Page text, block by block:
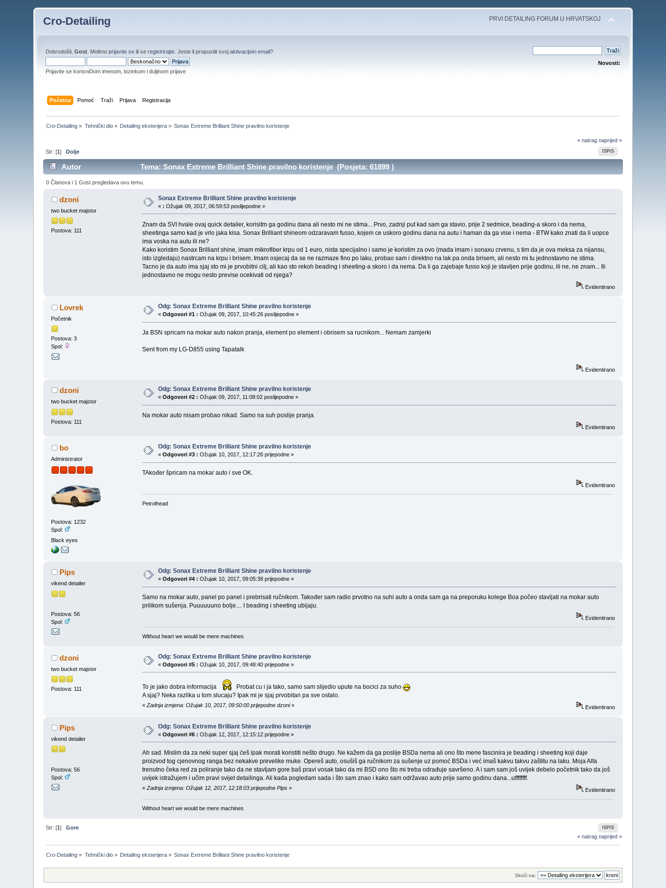
Cro-Detailing PRVI DETAILING FORUM U HRVATSKOJ
Dobrodošli,Gost . Molimoprijavite se ili seregistrirajte . Jeste li propustili svojaktivacijski email?
Prijavite se korisničkim imenom, lozinkom i duljinom prijave
Novosti:
Početna Pomoć Traži Prijava Registracija
Cro-Detailing » Tehnički dio» Detailing eksterijera » Sonax Extreme Brilliant Shine pravilno koristenje
« natrag naprijed »
ISPIS
Str: [1]Dolje
Autor Tema: Sonax Extreme Brilliant Shine pravilno koristenje (Posjeta: 61899 )
0 Članova i 1 Gost pregledava ovu temu.
dzoni
two bucket majstor
Postova: 111
Sonax Extreme Brilliant Shine pravilno koristenje
« : Ožujak 09, 2017, 06:59:53 poslijepodne »
Znam da SVI hvale ovaj quick detailer, korisitm ga godinu dana ali nesto mi ne stima... Prvo, zadnji put kad sam ga stavio, prije 2 sedmice, beading-a skoro i da nema,
sheetinga samo kad je vrlo jaka kisa. Sonax Brilliant shineom odzaravam fusso, kojem ce uskoro godinu dana na autu i haman da ga vise i nema - BTW kako znati da li uopce
ima voska na autu ili ne?
Kako koristim Sonax Brilliant shine, imam mikrofiber krpu od 1 euro, nista specijalno i samo je koristim za ovo (mada imam i sonaxu crvenu, s tim da je ova meksa za nijansu,
isto izgledaju) nastrcam na krpu i brisem. Imam osjecaj da se ne razmaze fino po laku, probao sam i direktno na lak pa onda brisem, ali nesto mi tu jednostavno ne stima.
Tacno je da auto ima sjaj sto mi je prvobitni cilj, ali kao sto rekoh beading i sheeting-a skoro i da nema. Da li ga zajebaje fusso koji je stavljen prije godinu, ili ne, ne znam... Ili
jednostavno ne mogu nesto previse ocekivati od njega?
Evidentirano
Lovrek
Početnik
Postova: 3
Spol:
Odg: Sonax Extreme Brilliant Shine pravilno koristenje
«Odgovori #1 : Ožujak 09, 2017, 10:45:26 poslijepodne »
Ja BSN spricam na mokar auto nakon pranja, element po element i obrisem sa rucnikom... Nemam zamjerki
Sent from my LG-D855 using Tapatalk
Evidentirano
dzoni
two bucket majstor
Postova: 111
Odg: Sonax Extreme Brilliant Shine pravilno koristenje
«Odgovori #2 : Ožujak 09, 2017, 11:08:02 poslijepodne »
Na mokar auto nisam probao nikad. Samo na suh poslije pranja.
Evidentirano
bo
Administrator
Postova: 1232
Spol:
Black eyes
Odg: Sonax Extreme Brilliant Shine pravilno koristenje
«Odgovori #3 : Ožujak 10, 2017, 12:17:26 prijepodne »
TAkođer špricam na mokar auto i sve OK.
Evidentirano
Petrolhead
Pips
vikend detailer
Postova: 56
Spol:
Odg: Sonax Extreme Brilliant Shine pravilno koristenje
«Odgovori #4 : Ožujak 10, 2017, 09:05:38 prijepodne »
Samo na mokar auto, panel po panel i prebrisati ručnikom. Također sam radio prvotno na suhi auto a onda sam ga na preporuku kolege Boa počeo stavljati na mokar auto
prilikom sušenja. Puuuuuuno bolje.... I beading i sheeting ubijaju.
Evidentirano
Without heart we would be mere machines
dzoni
two bucket majstor
Postova: 111
Odg: Sonax Extreme Brilliant Shine pravilno koristenje
«Odgovori #5 : Ožujak 10, 2017, 09:48:40 prijepodne »
To je jako dobra informacija
Probat cu i ja tako, samo sam slijedio upute na bocici za suho
A sjaj? Neka razlika u tom slucaju? Ipak mi je sjaj prvobitan pa sve ostalo.
« Zadnja izmjena: Ožujak 10, 2017, 09:50:00 prijepodne dzoni» Evidentirano
Pips
vikend detailer
Postova: 56
Spol:
Odg: Sonax Extreme Brilliant Shine pravilno koristenje
«Odgovori #6 : Ožujak 12, 2017, 12:15:12 prijepodne »
Ah sad. Mislim da za neki super sjaj ćeš ipak morati koristiti nešto drugo. Ne kažem da ga poslije BSDa nema ali ono što mene fascinira je beading i sheeting koji daje
proizvod tog cjenovnog ranga bez nekakve prevelike muke. Opereš auto, osušiš ga ručnikom za sušenje uz pomoć BSDa i već imaš kakvu takvu zaštitu na laku. Moja Alfa
trenutno čeka red za poliranje tako da ne stavljam gore baš pravi vosak tako da mi BSD ono što mi treba odrađuje savršeno. A i sam sam još uvijek debelo početnik tako da još
uvijek istražujem i učim pravi svijet detailinga. Ali kada pogledam sada i što sam znao i kako sam održavao auto prije samo godinu dana...uffffffff.
« Zadnja izmjena: Ožujak 12, 2017, 12:18:03 prijepodne Pips» Evidentirano
Without heart we would be mere machines
ISPIS
Str: [1]Gore
« natrag naprijed »
Cro-Detailing » Tehnički dio» Detailing eksterijera » Sonax Extreme Brilliant Shine pravilno koristenje
Skoči na: